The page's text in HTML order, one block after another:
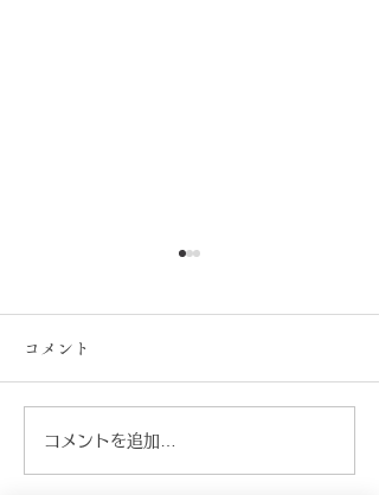
プローチダ島風レモンと
コメント
コメントを追加…